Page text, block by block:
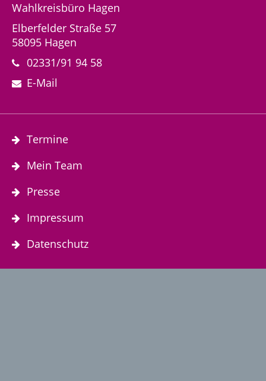
Wahlkreisbüro Hagen
Elberfelder Straße 57
58095 Hagen
02331/91 94 58
E-Mail
Termine
Mein Team
Presse
Impressum
Datenschutz